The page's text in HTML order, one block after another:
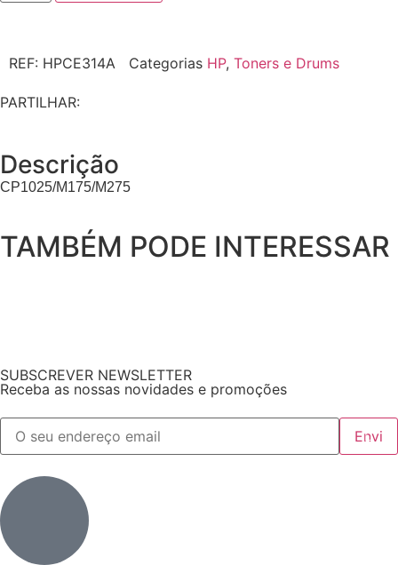
REF: HPCE314A Categorias HP, Toners e Drums
PARTILHAR:
Descrição
CP1025/M175/M275
TAMBÉM PODE INTERESSAR
SUBSCREVER NEWSLETTER
Receba as nossas novidades e promoções